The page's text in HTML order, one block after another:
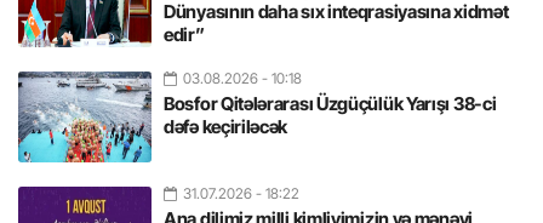
Dünyasının daha sıx inteqrasiyasına xidmət
edir”
03.08.2026 - 10:18
Bosfor Qitələrarası Üzgüçülük Yarışı 38-ci
dəfə keçiriləcək
31.07.2026 - 18:22